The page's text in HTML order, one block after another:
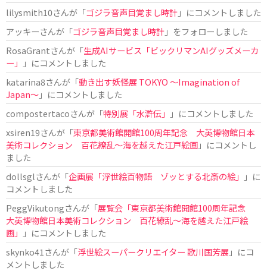
lilysmith10さんが「ゴジラ音声目覚まし時計」にコメントしました
アッキーさんが「ゴジラ音声目覚まし時計」をフォローしました
RosaGrantさんが「生成AIサービス「ビックリマンAIグッズメーカ
ー」
」にコメントしました
katarina8さんが「動き出す妖怪展 TOKYO 〜Imagination of
Japan〜」にコメントしました
compostertacoさんが「特別展「水滸伝」
」にコメントしました
xsiren19さんが「東京都美術館開館100周年記念 大英博物館日本
美術コレクション 百花繚乱～海を越えた江戸絵画」にコメントし
ました
dollsglさんが「企画展「浮世絵百物語 ゾッとする北斎の絵」
」に
コメントしました
PeggVikutongさんが「展覧会「東京都美術館開館100周年記念
大英博物館日本美術コレクション 百花繚乱〜海を越えた江戸絵
画」
」にコメントしました
skynko41 さんが「浮世絵スーパークリエイター 歌川国芳展 」にコ
メントしました